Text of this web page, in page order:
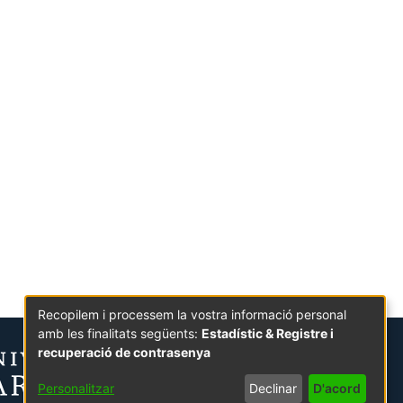
Recopilem i processem la vostra informació personal
amb les finalitats següents: Estadístic & Registre i
recuperació de contrasenya
Personalitzar Declinar D'acord